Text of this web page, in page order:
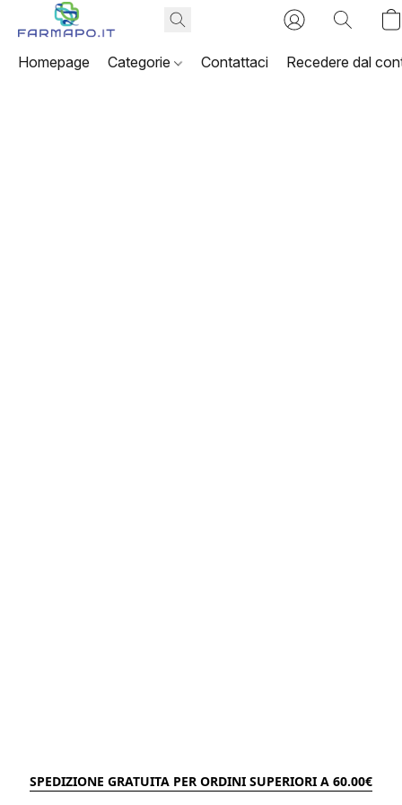
Homepage Categorie Contattaci Recedere dal
SPEDIZIONE GRATUITA PER ORDINI SUPERIORI A 60.00€